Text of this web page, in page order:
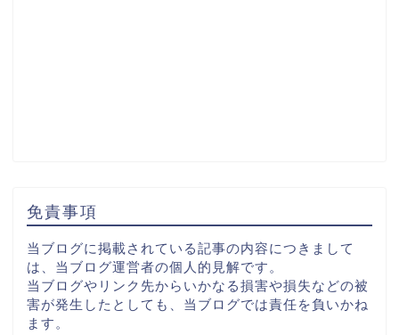
免責事項
当ブログに掲載されている記事の内容につきまして
は、当ブログ運営者の個人的見解です。
当ブログやリンク先からいかなる損害や損失などの被
害が発生したとしても、当ブログでは責任を負いかね
ます。